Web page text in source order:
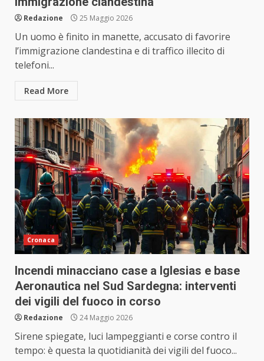
Redazione 25 Maggio 2026
Un uomo è finito in manette, accusato di favorire
l’immigrazione clandestina e di traffico illecito di
telefoni...
Read More
Cronaca
Incendi minacciano case a Iglesias e base
Aeronautica nel Sud Sardegna: interventi
dei vigili del fuoco in corso
Redazione 24 Maggio 2026
Sirene spiegate, luci lampeggianti e corse contro il
tempo: è questa la quotidianità dei vigili del fuoco...